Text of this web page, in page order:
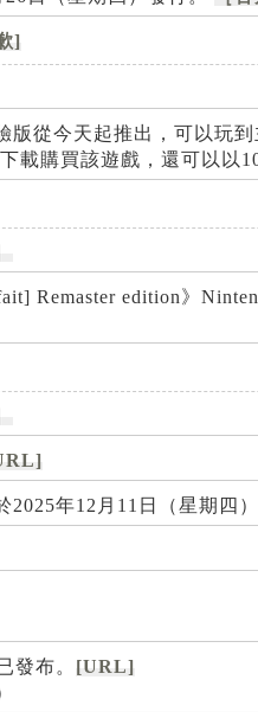
]
從今天起推出，可以玩
載購買該遊戲，還可以以
Remaster edition》
年12月11日（星期四
發布。 [URL]